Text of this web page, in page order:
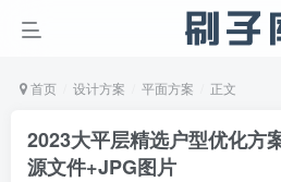
首页 设计方案 平面方案 正文
2023大平层精选户型优化方
源文件+JPG图片